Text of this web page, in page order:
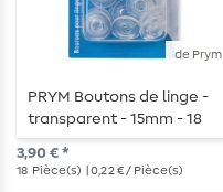
de Prym
PRYM Boutons de linge -
transparent - 15mm - 18
pièces
3,90 € *
18 Pièce(s) | 0,22 € / Pièce(s)